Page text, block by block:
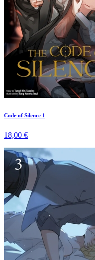
Code of Silence 1
18,00 €